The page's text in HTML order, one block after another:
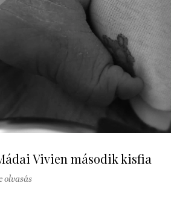
Vivien második kisfia
olvasás